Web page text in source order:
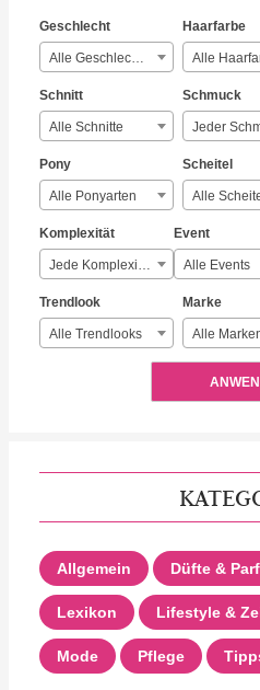
Geschlecht
Alle Geschlechter
Haarfarbe
Alle
Schnitt
Alle Schnitte
Schmuck
Jeder
Pony
Alle Ponyarten
Scheitel
Komplexität
Jede Komplexität
Event
Alle Events
Trendlook
Alle Trendlooks
Marke
Alle
Allgemein Düfte &
Lexikon Lifestyle &
Mode Pflege